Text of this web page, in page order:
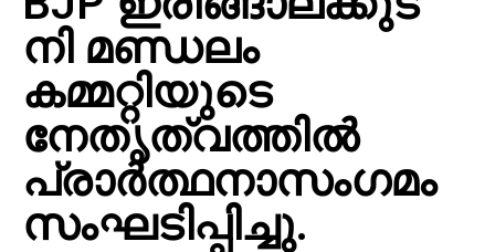
നി മണ്ഡലം
കമ്മറ്റിയുടെ
നേതൃത്വത്തിൽ
പ്രാർത്ഥനാസംഗമം
സംഘടിപ്പിച്ചു.